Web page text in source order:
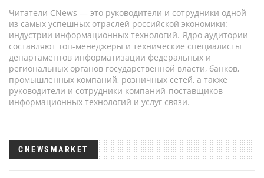
Читатели CNews — это руководители и сотрудники одной
из самых успешных отраслей российской экономики:
индустрии информационных технологий. Ядро аудитории
составляют топ-менеджеры и технические специалисты
департаментов информатизации федеральных и
региональных органов государственной власти, банков,
промышленных компаний, розничных сетей, а также
руководители и сотрудники компаний-поставщиков
информационных технологий и услуг связи.
CNEWSMARKET